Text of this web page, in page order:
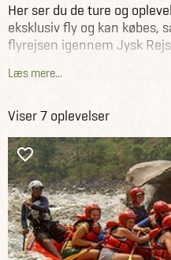
Her ser du de ture og
eksklusiv fly og kan købes,
flyrejsen igennem Jysk
rejsekonsulent for at få
Læs mere...
Viser 7 oplevelser